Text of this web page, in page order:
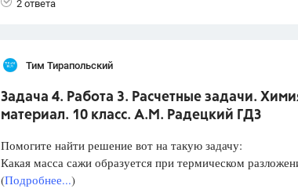
2 ответа
Тим Тирапольский
Задача 4. Работа 3. Расчетные задачи.
материал. 10 класс. А.М. Радецкий ГДЗ
Помогите найти решение вот на такую задачу:
Какая масса сажи образуется при термическом
(Подробнее...)